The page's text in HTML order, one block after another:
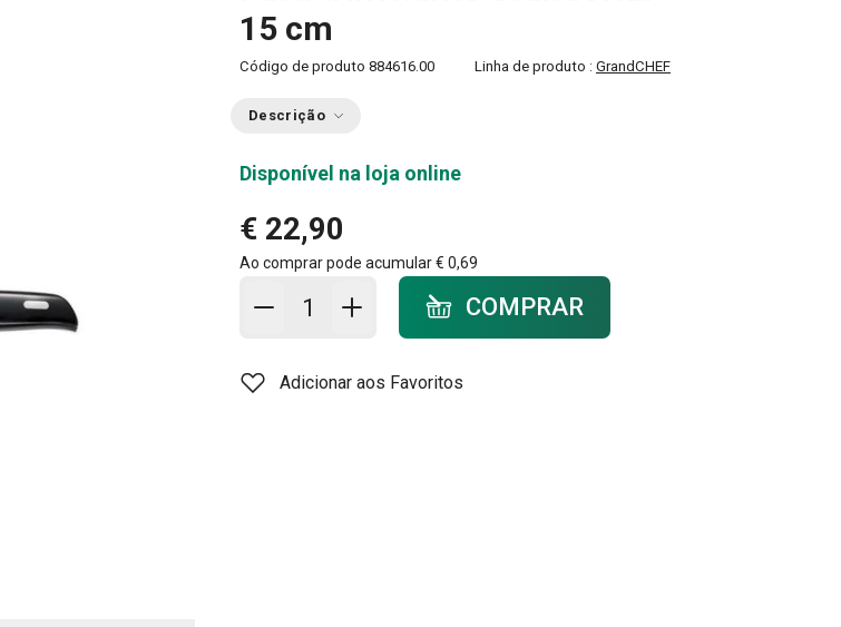
15 cm
Código de produto 884616.00 Linha de produto : GrandCHEF
Descrição
Disponível na loja online
€ 22,90
Ao comprar pode acumular€ 0,69
Adicionar ao carrinho - quantidade
COMPRAR
Adicionar aos Favoritos